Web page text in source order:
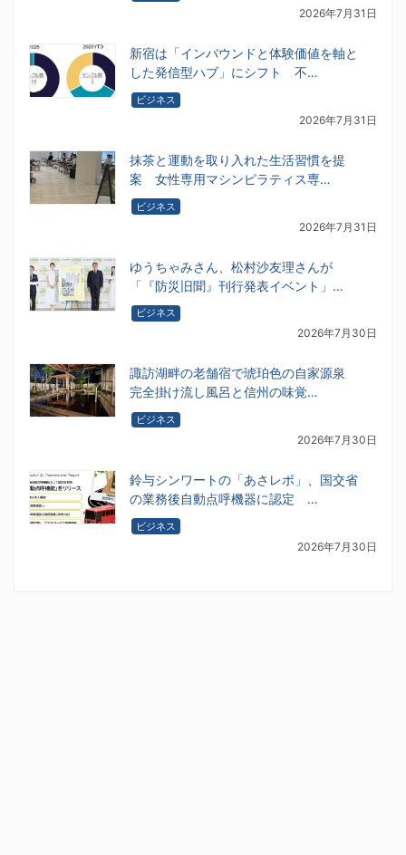
2026年7月31日
新宿は「インバウンドと体験価値を軸と
した発信型ハブ」にシフト 不…
ビジネス
2026年7月31日
抹茶と運動を取り入れた生活習慣を提
案 女性専用マシンピラティス専…
ビジネス
2026年7月31日
ゆうちゃみさん、松村沙友理さんが
「『防災旧聞』刊行発表イベント」…
ビジネス
2026年7月30日
諏訪湖畔の老舗宿で琥珀色の自家源泉
完全掛け流し風呂と信州の味覚…
ビジネス
2026年7月30日
鈴与シンワートの「あさレポ」、国交省
の業務後自動点呼機器に認定 …
ビジネス
2026年7月30日